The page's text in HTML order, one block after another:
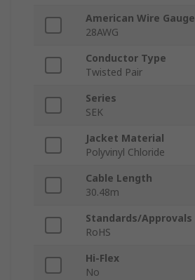
American Wire Gauge
28AWG
Conductor Type
Twisted Pair
Series
SEK
Jacket Material
Polyvinyl Chloride
Cable Length
30.48m
Standards/Approvals
RoHS
Hi-Flex
No